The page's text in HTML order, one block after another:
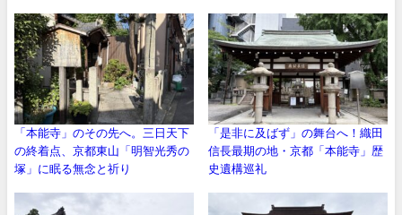
「本能寺」のその先へ。三日天下
の終着点、京都東山「明智光秀の
塚」に眠る無念と祈り
「是非に及ばず」の舞台へ！織田
信長最期の地・京都「本能寺」歴
史遺構巡礼